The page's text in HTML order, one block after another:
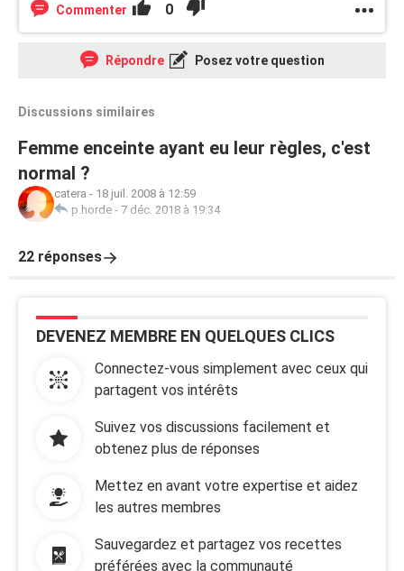
Commenter 0
Répondre Posez votre question
Discussions similaires
Femme enceinte ayant eu leur règles, c'est
normal ?
catera - 18 juil. 2008 à 12:59
p.horde - 7 déc. 2018 à 19:34
22 réponses
DEVENEZ MEMBRE EN QUELQUES CLICS
Connectez-vous simplement avec ceux qui
partagent vos intérêts
Suivez vos discussions facilement et
obtenez plus de réponses
Mettez en avant votre expertise et aidez
les autres membres
Sauvegardez et partagez vos recettes
préférées avec la communauté